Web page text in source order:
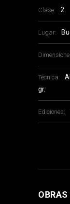
Clase: 2
Lugar:
Técnica:
gr.
Ediciones: